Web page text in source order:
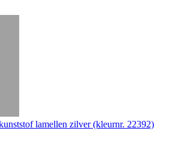
lamellen zilver (kleurnr. 22392)